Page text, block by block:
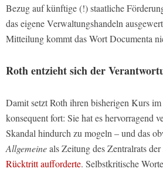
Bezug auf künftige (!) staatliche
das eigene Verwaltungshandeln
Mitteilung kommt das Wort Documenta
Roth entzieht sich der
Damit setzt Roth ihren bisherigen Kurs
konsequent fort: Sie hat es hervorragend
Skandal hindurch zu mogeln – und das
Allgemeineals Zeitung des Zentralrats
Rücktritt aufforderte. Selbstkritische